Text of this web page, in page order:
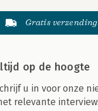
Gratis
op de hoogte
u in voor onze
relevante